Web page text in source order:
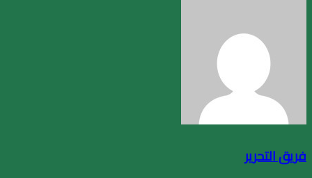
فريق التحرير